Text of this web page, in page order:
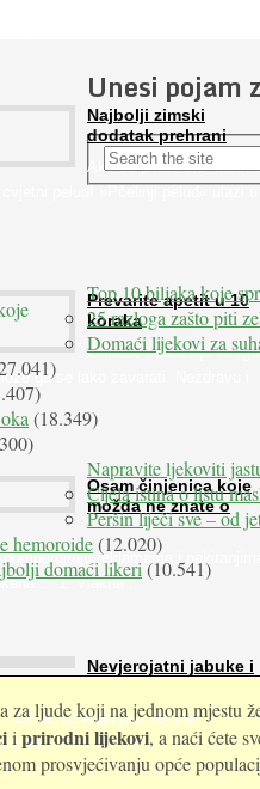
Najbolji zimski
dodatak prehrani
Ako se pitate što
Prevarite apetit u 10
koraka
Želudac teško trpi stroge
ga se lako zavarati. Nezdravu i
Osam činjenica koje
možda ne znate o
reklamama i pakiranjima
... 1. Vlakna ...
Nevjerojatni jabuke i
i živce, od kojih pati većina
...
Unesi pojam
Top 10 biljaka koje
25 razloga zašto piti
Domaći lijekovi za
(18.349)
Napravite ljekoviti
Cijela istina o listu
Peršin liječi sve – od
hemoroide(12.020)
domaći likeri (10.541)
za ljude koji na jednom mjestu
iprirodni lijekovi, a naći ćete
prosvjećivanju opće